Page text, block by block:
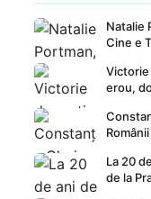
Natalie
Cine e
Victorie
erou,
La 20
de la